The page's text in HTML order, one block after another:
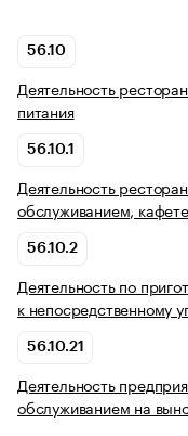
56.10
Деятельность
питания
56.10.1
Деятельность
обслуживанием,
56.10.2
Деятельность по
к непосредственному
56.10.21
Деятельность
обслуживанием на